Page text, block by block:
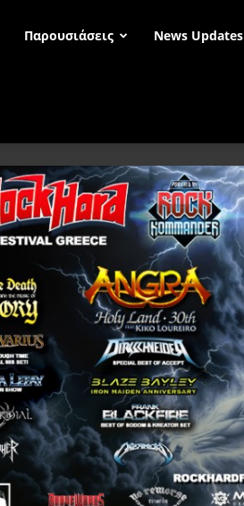
Παρουσιάσεις News Updates